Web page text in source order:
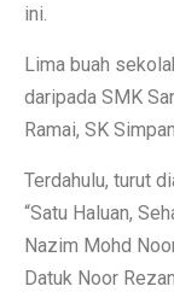
ini.
Lima buah
daripada SMK
Ramai, SK
Terdahulu, turut
“Satu Haluan,
Nazim Mohd
Datuk Noor